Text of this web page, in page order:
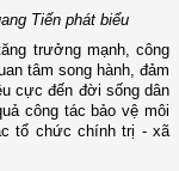
Tiến phát biểu
trưởng mạnh, công
tâm song hành, đảm
cực đến đời sống dân
công tác bảo vệ môi
tổ chức chính trị - xã